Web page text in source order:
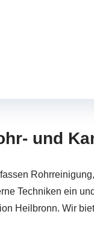
und
Techniken ein
Heilbronn. Wir